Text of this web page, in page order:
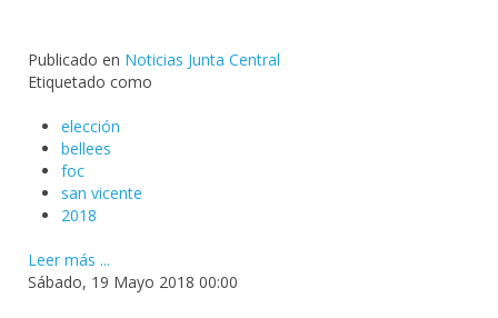
Publicado en Noticias Junta Central
Etiquetado como
elección
bellees
foc
san vicente
2018
Leer más ...
Sábado, 19 Mayo 2018 00:00